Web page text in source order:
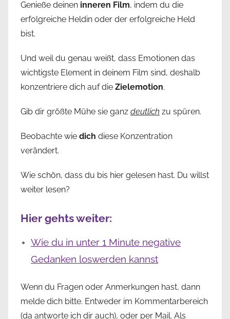
Genieße deinen inneren Film, indem du die
erfolgreiche Heldin oder der erfolgreiche Held
bist.
Und weil du genau weißt, dass Emotionen das
wichtigste Element in deinem Film sind, deshalb
konzentriere dich auf die Zielemotion.
Gib dir größte Mühe sie ganz deutlich zu spüren.
Beobachte wie dich diese Konzentration
verändert.
Wie schön, dass du bis hier gelesen hast. Du willst
weiter lesen?
Hier gehts weiter:
Wie du in unter 1 Minute negative
Gedanken loswerden kannst
Wenn du Fragen oder Anmerkungen hast, dann
melde dich bitte. Entweder im Kommentarbereich
(da antworte ich dir auch), oder per Mail. Als